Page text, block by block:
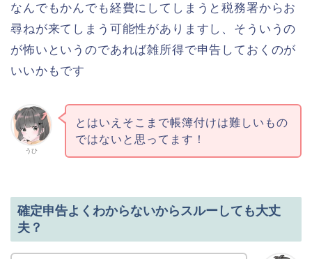
なんでもかんでも経費にしてしまうと税務署からお
尋ねが来てしまう可能性がありますし、そういうの
が怖いというのであれば雑所得で申告しておくのが
いいかもです
うひ
とはいえそこまで帳簿付けは難しいもの
ではないと思ってます！
確定申告よくわからないからスルーしても大丈
夫？